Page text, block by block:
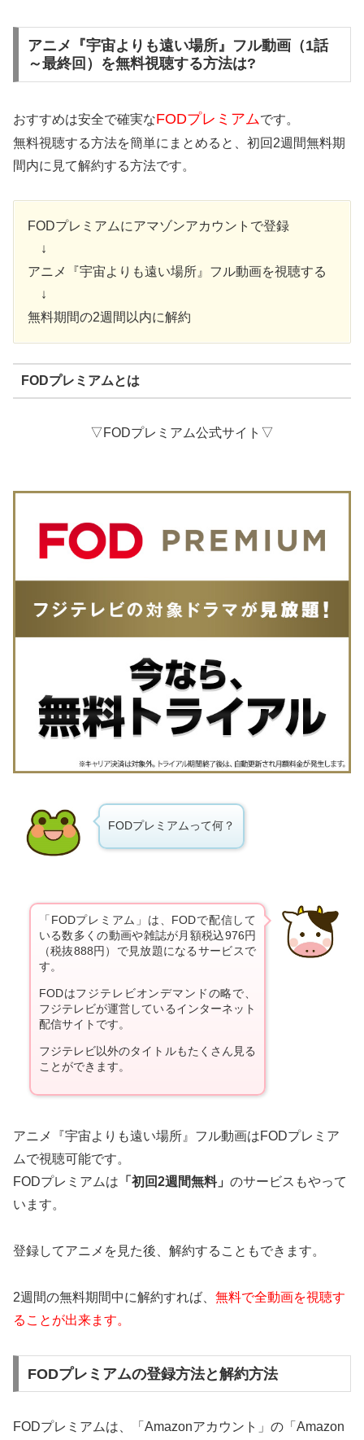
アニメ『宇宙よりも遠い場所』フル動画（1話
～最終回）を無料視聴する方法は?
おすすめは安全で確実なFODプレミアムです。
無料視聴する方法を簡単にまとめると、初回2週間無料期
間内に見て解約する方法です。
FODプレミアムにアマゾンアカウントで登録
↓
アニメ『宇宙よりも遠い場所』フル動画を視聴する
↓
無料期間の2週間以内に解約
FODプレミアムとは
▽FODプレミアム公式サイト▽
FODプレミアムって何？
「FODプレミアム」は、FODで配信して
いる数多くの動画や雑誌が月額税込976円
（税抜888円）で見放題になるサービスで
す。
FODはフジテレビオンデマンドの略で、
フジテレビが運営しているインターネット
配信サイトです。
フジテレビ以外のタイトルもたくさん見る
ことができます。
アニメ『宇宙よりも遠い場所』フル動画はFODプレミア
ムで視聴可能です。
FODプレミアムは 「初回2週間無料」 のサービスもやって
います。
登録してアニメを見た後、解約することもできます。
2週間の無料期間中に解約すれば、 無料で全動画を視聴す
ることが出来ます。
FODプレミアムの登録方法と解約方法
FODプレミアムは、「Amazonアカウント」の「Amazon